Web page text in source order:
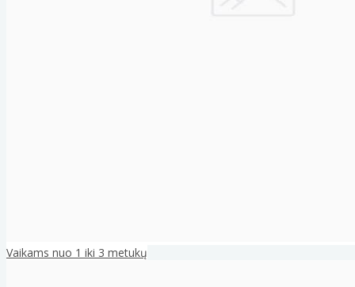
Vaikams nuo 1 iki 3 metukų